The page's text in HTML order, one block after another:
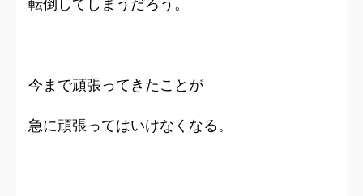
転倒してしまうだろう。
今まで頑張ってきたことが
急に頑張ってはいけなくなる。